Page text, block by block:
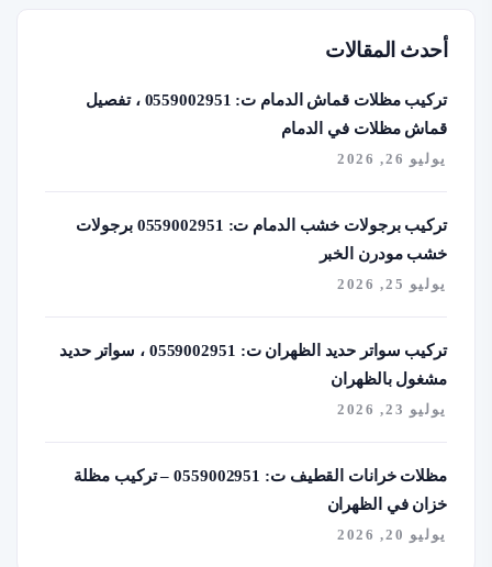
أحدث المقالات
تركيب مظلات قماش الدمام ت: 0559002951 ، تفصيل
قماش مظلات في الدمام
يوليو 26, 2026
تركيب برجولات خشب الدمام ت: 0559002951 برجولات
خشب مودرن الخبر
يوليو 25, 2026
تركيب سواتر حديد الظهران ت: 0559002951 ، سواتر حديد
مشغول بالظهران
يوليو 23, 2026
مظلات خرانات القطيف ت: 0559002951 – تركيب مظلة
خزان في الظهران
يوليو 20, 2026